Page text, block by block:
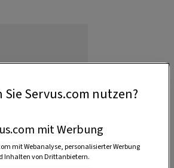
Sie Servus.com nutzen?
mit Werbung
mit Webanalyse, personalisierter Werbung
Inhalten von Drittanbietern.